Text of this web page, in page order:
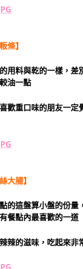
條】
用料與乾的一樣，差
油一點
歡重口味的朋友一定
大腸】
的這盤算小盤的份
餐點內最喜歡的一道
辣的滋味，吃起來非